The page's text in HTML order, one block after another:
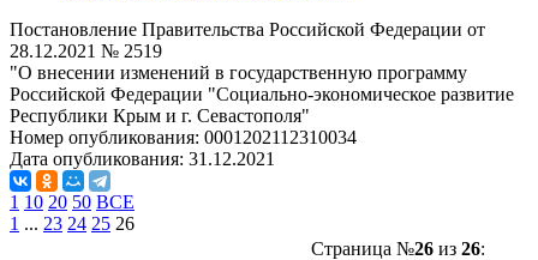
Постановление Правительства Российской Федерации от
28.12.2021 № 2519
"О внесении изменений в государственную программу
Российской Федерации "Социально-экономическое развитие
Республики Крым и г. Севастополя"
Номер опубликования: 0001202112310034
Дата опубликования: 31.12.2021
1 10 20 50 ВСЕ
1 ... 23 24 25 26
Страница №26из 26: